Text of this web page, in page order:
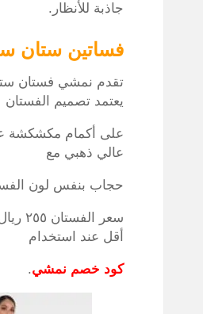
جاذبة للأنظار.
فساتين ستان
تقدم نمشي فستان
يعتمد تصميم الفستان
على أكمام مكشكشة
عالي ذهبي مع
حجاب بنفس لون
سعر
أقل عند استخدام
كود خصم نمشي.